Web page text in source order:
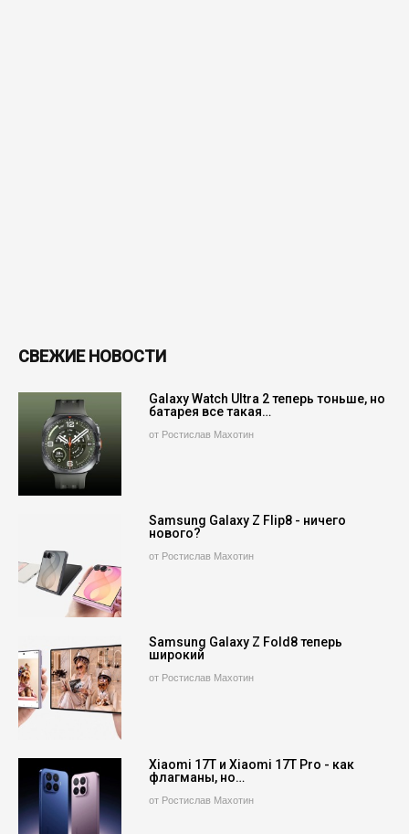
СВЕЖИЕ НОВОСТИ
Galaxy Watch Ultra 2 теперь тоньше, но
батарея все такая…
от Ростислав Махотин
Samsung Galaxy Z Flip8 - ничего
нового?
от Ростислав Махотин
Samsung Galaxy Z Fold8 теперь
широкий
от Ростислав Махотин
Xiaomi 17T и Xiaomi 17T Pro - как
флагманы, но…
от Ростислав Махотин